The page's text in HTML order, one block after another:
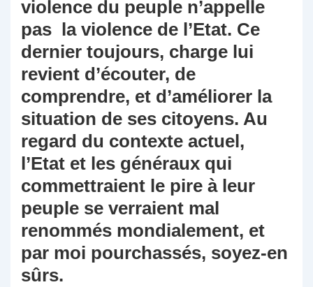
violence du peuple n’appelle
pas la violence de l’Etat. Ce
dernier toujours, charge lui
revient d’écouter, de
comprendre, et d’améliorer la
situation de ses citoyens. Au
regard du contexte actuel,
l’Etat et les généraux qui
commettraient le pire à leur
peuple se verraient mal
renommés mondialement, et
par moi pourchassés, soyez-en
sûrs.